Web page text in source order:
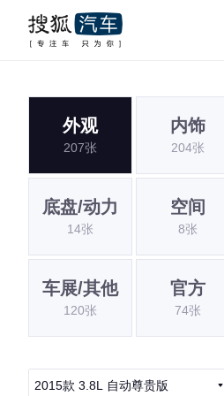
外观
207张
内饰
204张
底盘/动力
14张
空间
8张
车展/其他
120张
官方
74张
2015款 3.8L 自动尊贵版